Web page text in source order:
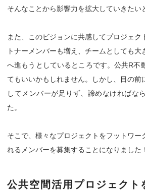
そんなことから影響力を拡大していきたい
また、このビジョンに共感してプロジェク
トナーメンバーも増え、チームとしても
へ進もうとしているところです。公共R不
てもいいかもしれません。しかし、目の前
してメンバーが足りず、諦めなければな
た。
そこで、様々なプロジェクトをフットワー
れるメンバーを募集することになりました！
公共空間活用プロジェクト